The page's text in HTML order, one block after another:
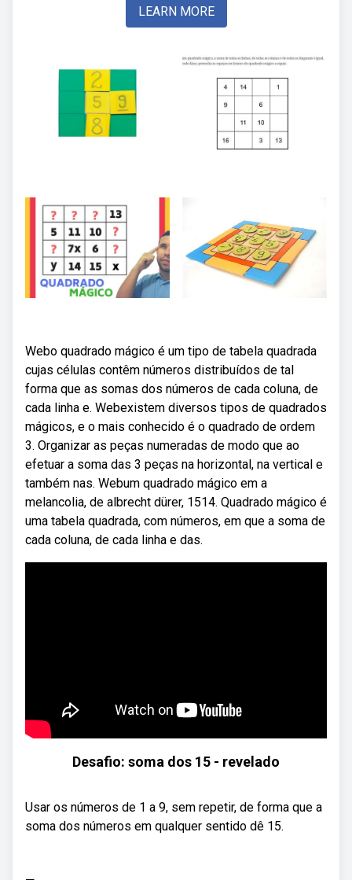
LEARN MORE
Webo quadrado mágico é um tipo de tabela quadrada
cujas células contêm números distribuídos de tal
forma que as somas dos números de cada coluna, de
cada linha e. Webexistem diversos tipos de quadrados
mágicos, e o mais conhecido é o quadrado de ordem
3. Organizar as peças numeradas de modo que ao
efetuar a soma das 3 peças na horizontal, na vertical e
também nas. Webum quadrado mágico em a
melancolia, de albrecht dürer, 1514. Quadrado mágico é
uma tabela quadrada, com números, em que a soma de
cada coluna, de cada linha e das.
Desafio: soma dos 15 - revelado
Usar os números de 1 a 9, sem repetir, de forma que a
soma dos números em qualquer sentido dê 15.